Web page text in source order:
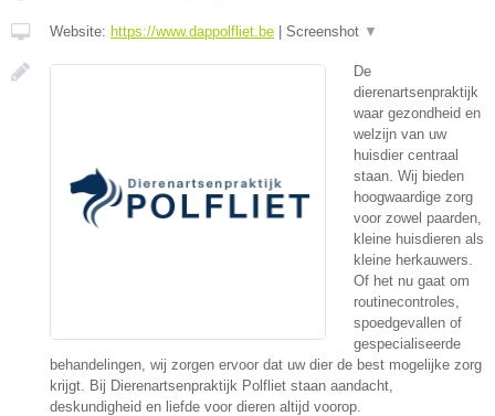
Website: https://www.dappolfliet.be Screenshot ▼
De
dierenartsenpraktijk
waar gezondheid en
welzijn van uw
huisdier centraal
staan. Wij bieden
hoogwaardige zorg
voor zowel paarden,
kleine huisdieren als
kleine herkauwers.
Of het nu gaat om
routinecontroles,
spoedgevallen of
gespecialiseerde
behandelingen, wij zorgen ervoor dat uw dier de best mogelijke zorg
krijgt. Bij Dierenartsenpraktijk Polfliet staan aandacht,
deskundigheid en liefde voor dieren altijd voorop.